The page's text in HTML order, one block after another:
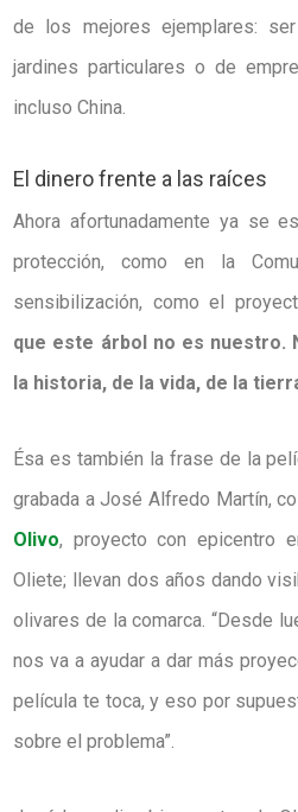
de los mejores ejemplares:
jardines particulares o de
incluso China.
El dinero frente a las raíces
Ahora afortunadamente ya se
protección, como en la
sensibilización, como el
que este árbol no es nuestro.
la historia, de la vida, de la
Ésa es también la frase de la
grabada a José Alfredo Martín,
Olivo, proyecto con epicentro
Oliete; llevan dos años dando
olivares de la comarca. “Desde
nos va a ayudar a dar más
película te toca, y eso por
sobre el problema”.